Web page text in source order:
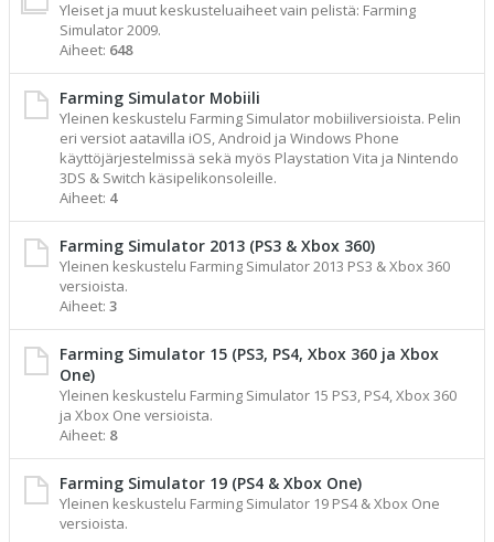
Yleiset ja muut keskusteluaiheet vain pelistä: Farming
Simulator 2009.
Aiheet: 648
Farming Simulator Mobiili
Yleinen keskustelu Farming Simulator mobiiliversioista. Pelin
eri versiot aatavilla iOS, Android ja Windows Phone
käyttöjärjestelmissä sekä myös Playstation Vita ja Nintendo
3DS & Switch käsipelikonsoleille.
Aiheet: 4
Farming Simulator 2013 (PS3 & Xbox 360)
Yleinen keskustelu Farming Simulator 2013 PS3 & Xbox 360
versioista.
Aiheet: 3
Farming Simulator 15 (PS3, PS4, Xbox 360 ja Xbox
One)
Yleinen keskustelu Farming Simulator 15 PS3, PS4, Xbox 360
ja Xbox One versioista.
Aiheet: 8
Farming Simulator 19 (PS4 & Xbox One)
Yleinen keskustelu Farming Simulator 19 PS4 & Xbox One
versioista.